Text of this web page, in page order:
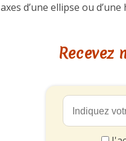
axes d’une ellipse ou
Recevez